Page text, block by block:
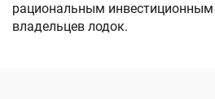
рациональным
владельцев лодок.